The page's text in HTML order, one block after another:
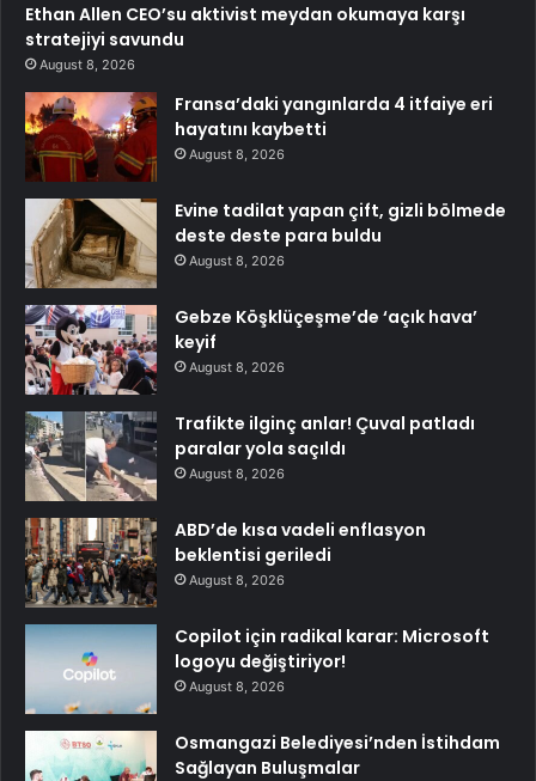
Ethan Allen CEO’su aktivist meydan okumaya karşı
stratejiyi savundu
August 8, 2026
Fransa’daki yangınlarda 4 itfaiye eri
hayatını kaybetti
August 8, 2026
Evine tadilat yapan çift, gizli bölmede
deste deste para buldu
August 8, 2026
Gebze Köşklüçeşme’de ‘açık hava’
keyif
August 8, 2026
Trafikte ilginç anlar! Çuval patladı
paralar yola saçıldı
August 8, 2026
ABD’de kısa vadeli enflasyon
beklentisi geriledi
August 8, 2026
Copilot için radikal karar: Microsoft
logoyu değiştiriyor!
August 8, 2026
Osmangazi Belediyesi’nden İstihdam
Sağlayan Buluşmalar